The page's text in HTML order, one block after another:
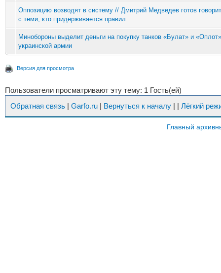
Оппозицию возводят в систему // Дмитрий Медведев готов
с теми, кто придерживается правил
Минобороны выделит деньги на покупку танков «Булат» и
украинской армии
Версия для просмотра
Пользователи просматривают эту тему: 1 Гость(ей)
Обратная связь | Garfo.ru | Вернуться к началу | | Лёгкий
Главный